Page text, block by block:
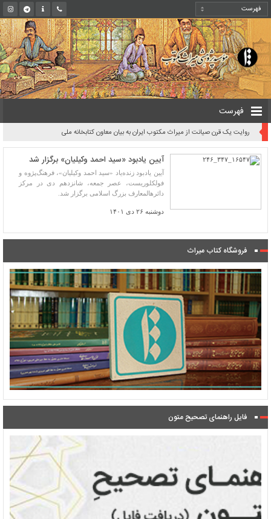
فهرست
روایت یک قرن صیانت از میراث مکتوب ایران به بیان معاون کتابخانه ملی
آیین یادبود «سید احمد وکیلیان» برگزار شد
آیین یادبود زنده‌یاد «سید احمد وکیلیان»، فرهنگ‌پژوه و
فولکلوریست، عصر جمعه، شانزدهم دی در مرکز
دائرهالمعارف بزرگ اسلامی برگزار شد.
دوشنبه ۲۶ دی ۱۴۰۱
فروشگاه کتاب میراث
فایل راهنمای تصحیح متون